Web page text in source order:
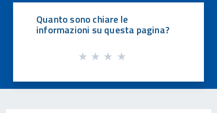
Quanto sono chiare le
informazioni su questa pagina?